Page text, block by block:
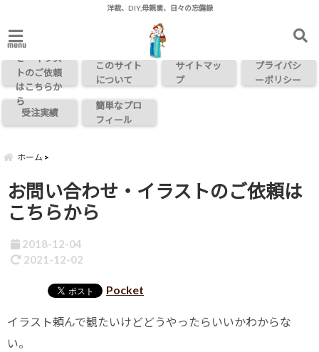
洋裁、DIY,母親業、日々の忘備録
menuお問い合わ
せ・イラス
トのご依頼
はこちらか
ら
このサイト
について
サイトマッ
プ
プライバシ
ーポリシー
受注実績
簡単なプロ
フィール
ホーム
お問い合わせ・イラストのご依頼は
こちらから
2018-12-04
2021-12-02
Pocket
イラスト頼んで観たいけどどうやったらいいかわからな
い。